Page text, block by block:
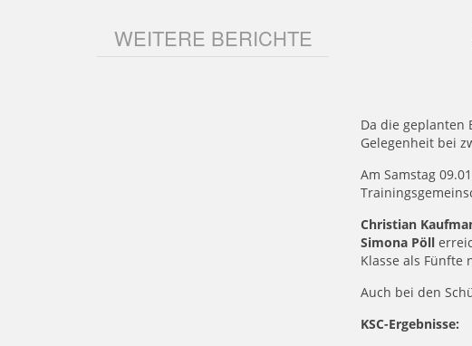
Da die geplanten
Gelegenheit bei
Am Samstag
Christian
Simona Pöll
Klasse als Fünfte
Auch bei den
KSC-Ergebnisse:
WEITERE BERICHTE